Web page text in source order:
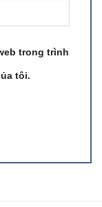
trong trình
tôi.